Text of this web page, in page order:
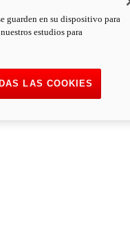
guarden en su dispositivo para
estudios para
LAS COOKIES